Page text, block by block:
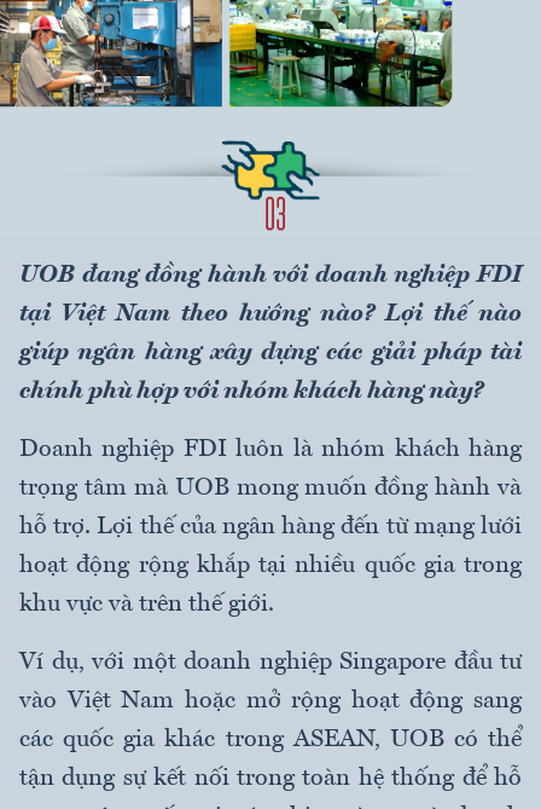
UOB đang đồng hành với doanh nghiệp FDI
tại Việt Nam theo hướng nào? Lợi thế nào
giúp ngân hàng xây dựng các giải pháp tài
chính phù hợp với nhóm khách hàng này?
Doanh nghiệp FDI luôn là nhóm khách hàng
trọng tâm mà UOB mong muốn đồng hành và
hỗ trợ. Lợi thế của ngân hàng đến từ mạng lưới
hoạt động rộng khắp tại nhiều quốc gia trong
khu vực và trên thế giới.
Ví dụ, với một doanh nghiệp Singapore đầu tư
vào Việt Nam hoặc mở rộng hoạt động sang
các quốc gia khác trong ASEAN, UOB có thể
tận dụng sự kết nối trong toàn hệ thống để hỗ